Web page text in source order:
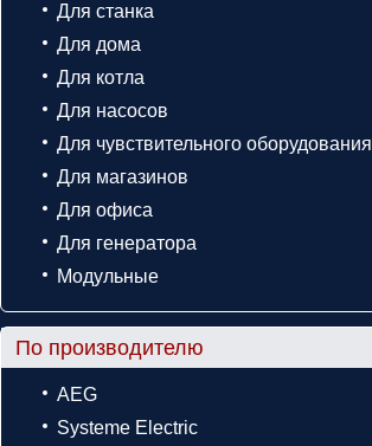
Для станка
Для дома
Для котла
Для насосов
Для чувствительного оборудования
Для магазинов
Для офиса
Для генератора
Модульные
По производителю
AEG
Systeme Electric